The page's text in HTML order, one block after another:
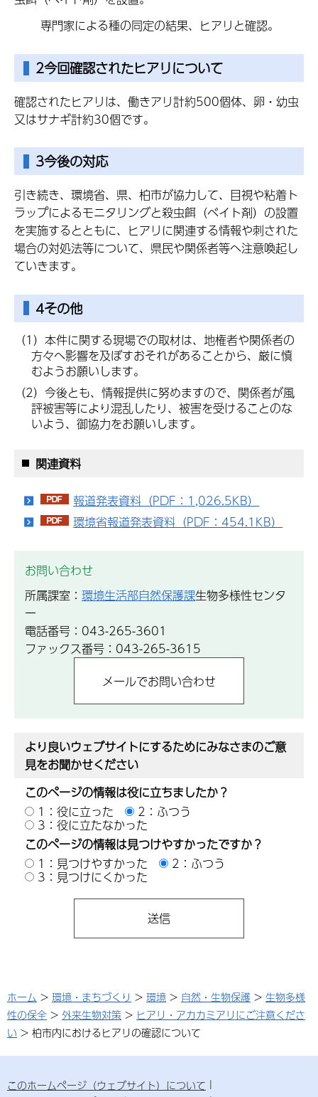
専門家による種の同定の結果、ヒアリと確認。
2今回確認されたヒアリについて
確認されたヒアリは、働きアリ計約500個体、卵・幼虫
又はサナギ計約30個です。
3今後の対応
引き続き、環境省、県、柏市が協力して、目視や粘着ト
ラップによるモニタリングと殺虫餌（ベイト剤）の設置
を実施するとともに、ヒアリに関連する情報や刺された
場合の対処法等について、県民や関係者等へ注意喚起し
ていきます。
4その他
（1）本件に関する現場での取材は、地権者や関係者の
方々へ影響を及ぼすおそれがあることから、厳に慎
むようお願いします。
（2）今後とも、情報提供に努めますので、関係者が風
評被害等により混乱したり、被害を受けることのな
いよう、御協力をお願いします。
関連資料
報道発表資料（PDF：1,026.5KB）
環境省報道発表資料（PDF：454.1KB）
お問い合わせ
所属課室： 環境生活部自然保護課生物多様性センタ
ー
電話番号：043-265-3601
ファックス番号：043-265-3615
より良いウェブサイトにするためにみなさまのご意
見をお聞かせください
このページの情報は役に立ちましたか？
1：役に立った
2：ふつう
3：役に立たなかった
このページの情報は見つけやすかったですか？
1：見つけやすかった
2：ふつう
3：見つけにくかった
ホーム > 環境・まちづくり > 環境 > 自然・生物保護 > 生物多様
性の保全 > 外来生物対策 > ヒアリ・アカカミアリにご注意くださ
い > 柏市内におけるヒアリの確認について
このホームページ（ウェブサイト）について